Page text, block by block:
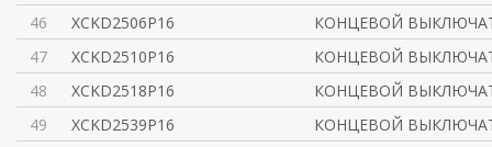
46
XCKD2506P16
КОНЦЕВОЙ
47
XCKD2510P16
КОНЦЕВОЙ
48
XCKD2518P16
КОНЦЕВОЙ
49
XCKD2539P16
КОНЦЕВОЙ